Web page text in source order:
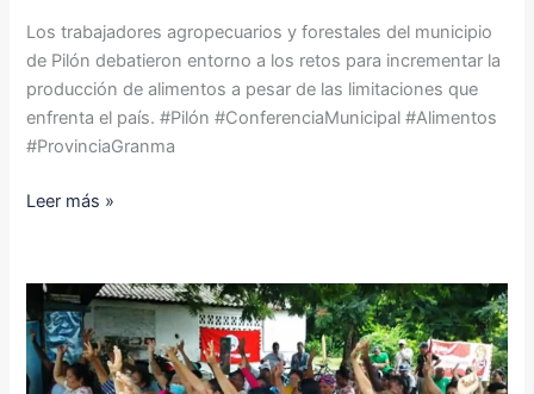
Los trabajadores agropecuarios y forestales del municipio
de Pilón debatieron entorno a los retos para incrementar la
producción de alimentos a pesar de las limitaciones que
enfrenta el país. #Pilón #ConferenciaMunicipal #Alimentos
#ProvinciaGranma
Leer más »
Avanza
proceso
de
nominación